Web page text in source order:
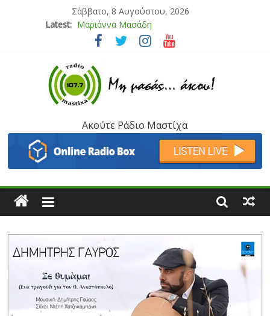
Σάββατο, 8 Αυγούστου, 2026
Latest: Μαριάννα Μασάδη
Τάνια Μπρεάζου
Μάνος Τρυπιάς & Γιώργος Στρατάκης
Ιορδάνης Αγαπητός
Ακούτε Ράδιο Μαστίχα